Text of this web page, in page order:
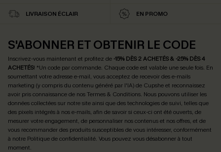
LIVRAISON ÉCLAIR EN PROMO
S'ABONNER ET OBTENIR LE CODE
Inscrivez-vous maintenant et profitez de -15% DÈS 2 ACHETÉS & -25% DÈS 4
ACHETÉS! *Un code par commande. Chaque code est valable une seule fois. En
soumettant votre adresse e-mail, vous acceptez de recevoir des e-mails
marketing (y compris du contenu généré par l'IA) de Cupshe et reconnaissez
avoir pris connaissance de nosTermes & Conditions. Nous pouvons utiliser les
données collectées sur notre site ainsi que des technologies de suivi, telles que
des pixels intégrés à nos e-mails, afin de savoir si ceux-ci ont été ouverts, de
mesurer votre engagement, de personnaliser nos contenus et nos offres, et de
vous recommander des produits susceptibles de vous intéresser, conformément
à notre Politique de confidentialité. Vous pouvez vous désabonner à tout
moment.